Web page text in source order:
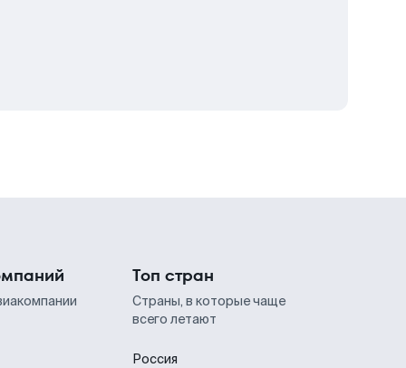
Топ стран
Страны, в которые чаще
всего летают
Россия